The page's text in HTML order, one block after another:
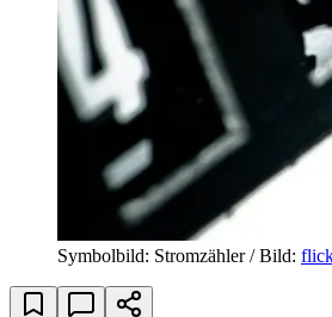
Symbolbild: Stromzähler / Bild: